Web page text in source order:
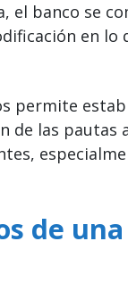
el banco se
en lo
permite
de las pautas
de